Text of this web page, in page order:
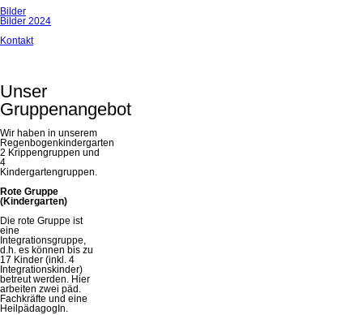
Bilder
Bilder 2024
Kontakt
Unser
Gruppenangebot
Wir haben in unserem
Regenbogenkindergarten
2 Krippengruppen und
4
Kindergartengruppen.
Rote Gruppe
(Kindergarten)
Die rote Gruppe ist
eine
Integrationsgruppe,
d.h. es können bis zu
17 Kinder (inkl. 4
Integrationskinder)
betreut werden. Hier
arbeiten zwei päd.
Fachkräfte und eine
HeilpädagogIn.